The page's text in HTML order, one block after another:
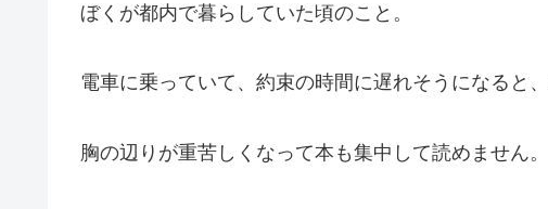
ぼくが都内で暮らしていた頃のこと。
電車に乗っていて、約束の時間に遅れそうになると
胸の辺りが重苦しくなって本も集中して読めません。